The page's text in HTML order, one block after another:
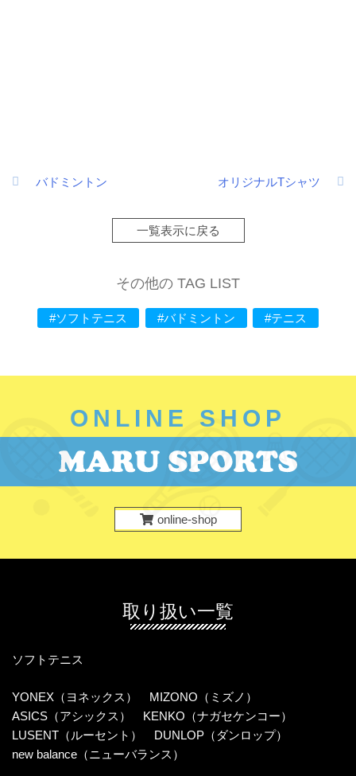
投
バドミントン オリジナルTシャツ
一覧表示に戻る
その他の TAG LIST
#ソフトテニス #バドミントン #テニス
ONLINE SHOP
online-shop
取り扱い一覧
ソフトテニス
YONEX（ヨネックス）
MIZONO（ミズノ）
ASICS（アシックス）
KENKO（ナガセケンコー）
LUSENT（ルーセント）
DUNLOP（ダンロップ）
new balance（ニューバランス）